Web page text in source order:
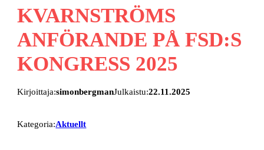
KVARNSTRÖMS
ANFÖRANDE PÅ FSD:S
KONGRESS 2025
Kirjoittaja:simonbergmanJulkaistu:22.11.2025
Kategoria:Aktuellt